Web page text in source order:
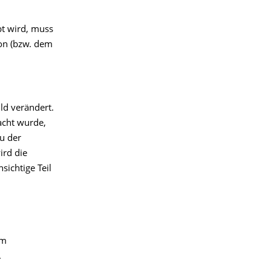
wird, muss
(bzw. dem
verändert.
wurde,
der
die
Teil